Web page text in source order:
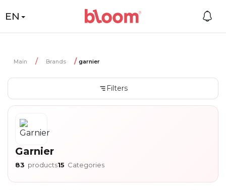
EN
Main Brands garnier
Filters
Garnier
83 products15 Categories